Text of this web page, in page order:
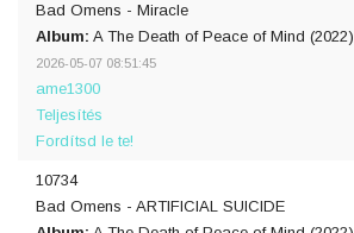
Bad Omens - Miracle
Album: A The Death of Peace of Mind (2022)
2026-05-07 08:51:45
ame1300
Teljesítés
Fordítsd le te!
10734
Bad Omens - ARTIFICIAL SUICIDE